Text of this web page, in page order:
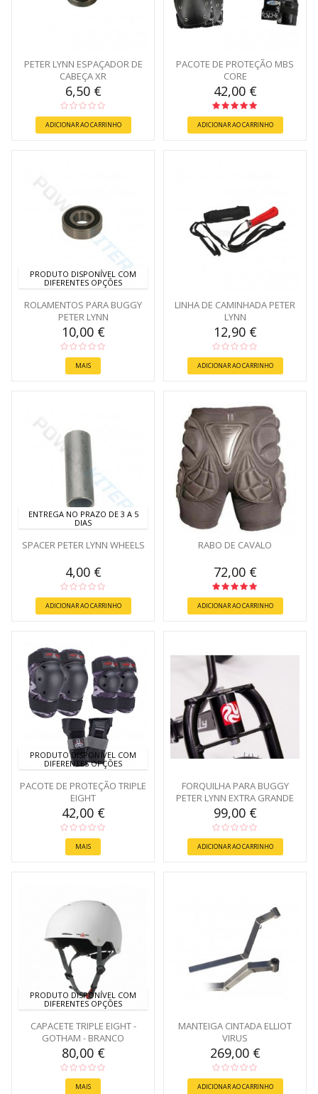
PETER LYNN ESPAÇADOR DE
CABEÇA XR
6,50 €
ADICIONAR AO CARRINHO
PACOTE DE PROTEÇÃO MBS
CORE
42,00 €
ADICIONAR AO CARRINHO
PRODUTO DISPONÍVEL COM
DIFERENTES OPÇÕES
ROLAMENTOS PARA BUGGY
PETER LYNN
10,00 €
MAIS
LINHA DE CAMINHADA PETER
LYNN
12,90 €
ADICIONAR AO CARRINHO
ENTREGA NO PRAZO DE 3 A 5
DIAS
SPACER PETER LYNN WHEELS
4,00 €
ADICIONAR AO CARRINHO
RABO DE CAVALO
72,00 €
ADICIONAR AO CARRINHO
PRODUTO DISPONÍVEL COM
DIFERENTES OPÇÕES
PACOTE DE PROTEÇÃO TRIPLE
EIGHT
42,00 €
MAIS
FORQUILHA PARA BUGGY
PETER LYNN EXTRA GRANDE
99,00 €
ADICIONAR AO CARRINHO
PRODUTO DISPONÍVEL COM
DIFERENTES OPÇÕES
CAPACETE TRIPLE EIGHT -
GOTHAM - BRANCO
80,00 €
MAIS
MANTEIGA CINTADA ELLIOT
VIRUS
269,00 €
ADICIONAR AO CARRINHO